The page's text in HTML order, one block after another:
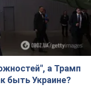
а Трамп
быть Украине?